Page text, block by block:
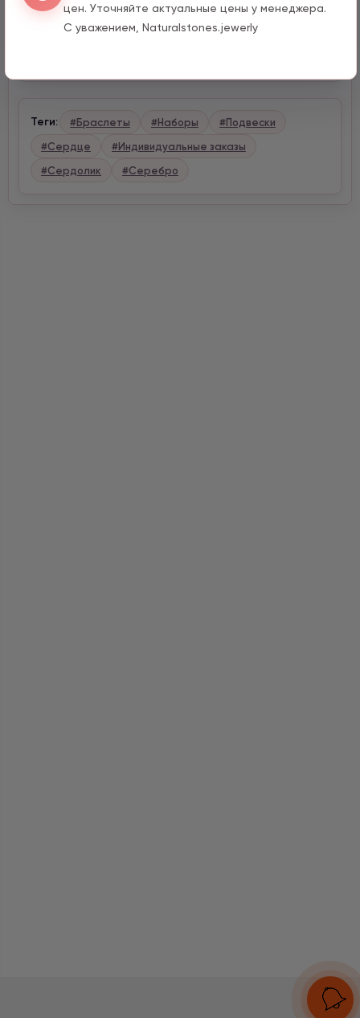
цен. Уточняйте актуальные цены у менеджера.
С уважением, Naturalstones.jewerly
Характеристики
Теги: #Браслеты #Наборы
#Подвески
#Сердце
#Индивидуальные заказы
#Сердолик
#Серебро